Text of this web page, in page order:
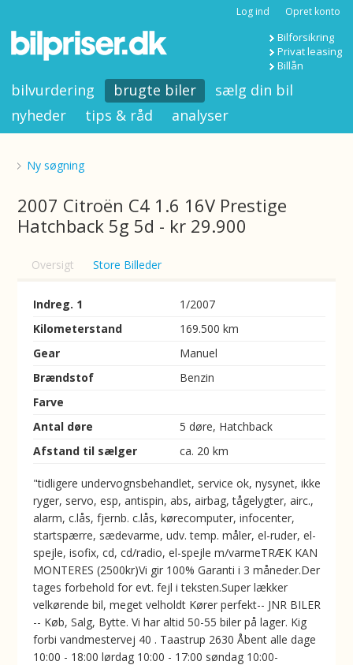
Log ind Opret konto
Bilforsikring
Privat leasing
Billån
bilvurdering brugte biler
sælg din bil
nyheder
tips & råd analyser
Ny søgning
2007 Citroën C4 1.6 16V Prestige
Hatchback 5g 5d - kr 29.900
Oversigt Store Billeder
Indreg. 1
1/2007
Kilometerstand
169.500 km
Gear
Manuel
Brændstof
Benzin
Farve
Antal døre
5 døre, Hatchback
Afstand til sælger
ca. 20 km
"tidligere undervognsbehandlet, service ok, nysynet, ikke
ryger, servo, esp, antispin, abs, airbag, tågelygter, airc.,
alarm, c.lås, fjernb. c.lås, kørecomputer, infocenter,
startspærre, sædevarme, udv. temp. måler, el-ruder, el-
spejle, isofix, cd, cd/radio, el-spejle m/varmeTRÆK KAN
MONTERES (2500kr)Vi gir 100% Garanti i 3 måneder.Der
tages forbehold for evt. fejl i teksten.Super lækker
velkørende bil, meget velholdt Kører perfekt-- JNR BILER
-- Køb, Salg, Bytte. Vi har altid 50-55 biler på lager. Kig
forbi vandmestervej 40 . Taastrup 2630 Åbent alle dage
10:00 - 18:00 lørdag 10:00 - 17:00 søndag 10:00-